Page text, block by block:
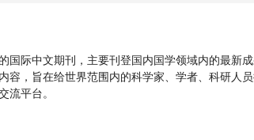
国际中文期刊，主要刊登国内国学领域内的最新
容，旨在给世界范围内的科学家、学者、科研人
流平台。